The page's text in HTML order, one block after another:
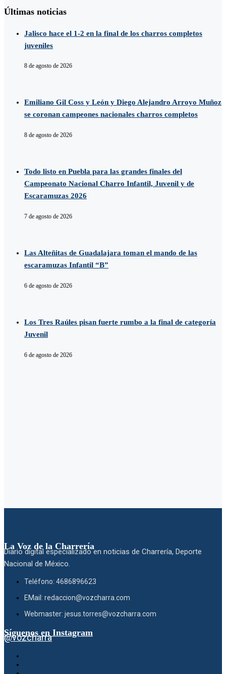
Últimas noticias
Jalisco hace el 1-2 en la final de los charros completos
juveniles
8 de agosto de 2026
Emiliano Gil Coss y León y Diego Alejandro Arroyo Muñoz
se coronan campeones nacionales charros completos
8 de agosto de 2026
Todo listo en Puebla para las grandes finales del
Campeonato Nacional Charro Infantil, Juvenil y de
Escaramuzas 2026
7 de agosto de 2026
Las Alteñitas de Guadalajara toman el mando de las
escaramuzas Infantil “B”
6 de agosto de 2026
Los Tres Raúles pisan fuerte rumbo a la final de categoría
Juvenil
6 de agosto de 2026
La Voz de la Charrería
Diario digital especializado en noticias de Charrería, Deporte
Nacional de México.
Teléfono: 4686896623
EMail: redaccion@vozcharra.com
Webmaster: jesus.torres@vozcharra.com
Síguenos en Instagram
@vozcharra